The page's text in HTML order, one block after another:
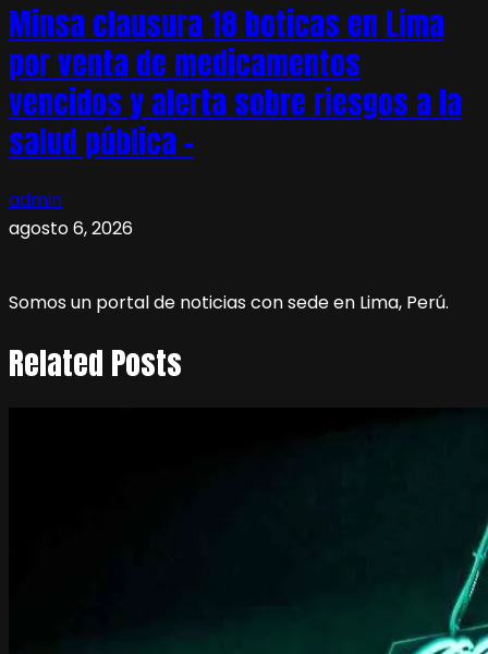
Minsa clausura 18 boticas en Lima
por venta de medicamentos
vencidos y alerta sobre riesgos a la
salud pública –
admin
agosto 6, 2026
Somos un portal de noticias con sede en Lima, Perú.
Related Posts